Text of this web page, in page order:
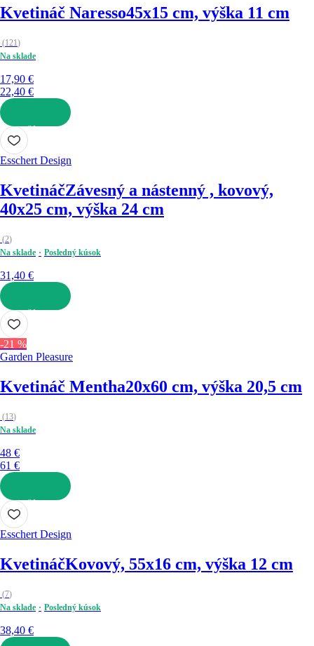
Kvetináč Naresso45x15 cm, výška 11 cm
(121)
Na sklade
17,90 €
22,40 €
DO KOŠÍKA
Esschert Design
KvetináčZávesný a nástenný , kovový,
40x25 cm, výška 24 cm
(2)
Na sklade
Posledný kúsok
31,40 €
DO KOŠÍKA
-21 %
Garden Pleasure
Kvetináč Mentha20x60 cm, výška 20,5 cm
(13)
Na sklade
48 €
61 €
DO KOŠÍKA
Esschert Design
KvetináčKovový, 55x16 cm, výška 12 cm
(7)
Na sklade
Posledný kúsok
38,40 €